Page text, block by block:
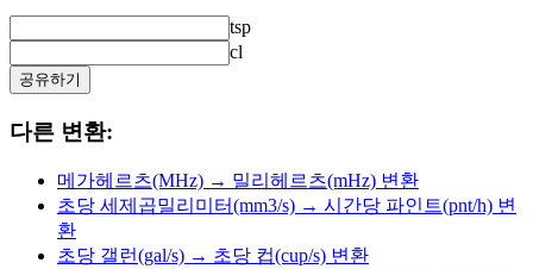
tsp
cl
공유하기
다른 변환:
메가헤르츠(MHz) → 밀리헤르츠(mHz) 변환
초당 세제곱밀리미터(mm3/s) → 시간당 파인트(pnt/h) 변
환
초당 갤런(gal/s) → 초당 컵(cup/s) 변환